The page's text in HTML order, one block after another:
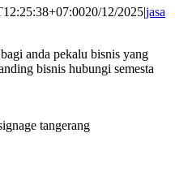
20/12/2025|jasa
anda pekalu bisnis yang
bisnis hubungi semesta
tangerang